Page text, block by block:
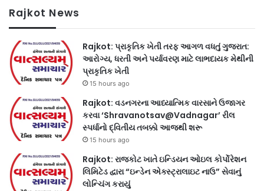
Rajkot News
Rajkot: પ્રાકૃતિક ખેતી તરફ આગળ વધતું ગુજરાત:
આરોગ્ય, ધરતી અને પર્યાવરણ માટે લાભદાયક મેથીની
પ્રાકૃતિક ખેતી
15 hours ago
Rajkot: વડનગરના આધ્યાત્મિક વારસાને ઉજાગર
કરવા ‘Shravanotsav@Vadnagar’ રીલ
સ્પર્ધાનો દ્વિતીય તબક્કો આજથી શરૂ
15 hours ago
Rajkot: રાજકોટ ખાતે ઇન્ડિયન ઓઇલ કોર્પોરેશન
લિમિટેડ દ્વારા “ઇન્ડેન એક્સ્ટ્રાલાઇટ નાઉ” સેવાનું
લોન્ચિંગ કરાયું